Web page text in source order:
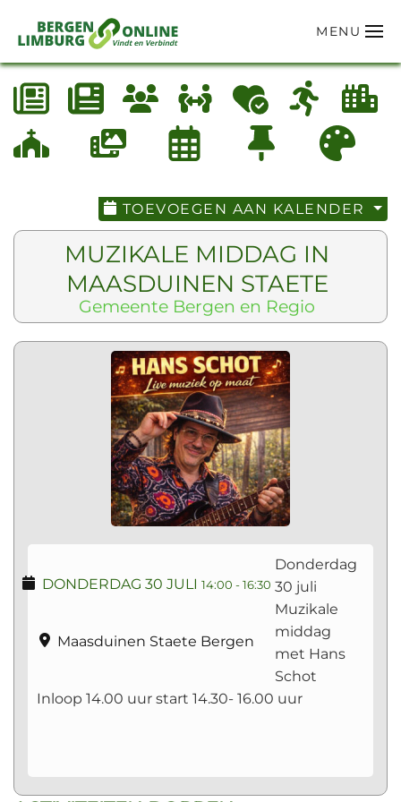
Terug naar hoofdinhoud
MENU
TOEVOEGEN AAN KALENDER
MUZIKALE MIDDAG IN
MAASDUINEN STAETE
Gemeente Bergen en Regio
DONDERDAG 30 JULI 14:00 -16:30
Maasduinen Staete Bergen
Donderdag
30 juli
Muzikale
middag
met Hans
Schot
Inloop 14.00 uur start 14.30- 16.00 uur
VorigVorige
Volgend